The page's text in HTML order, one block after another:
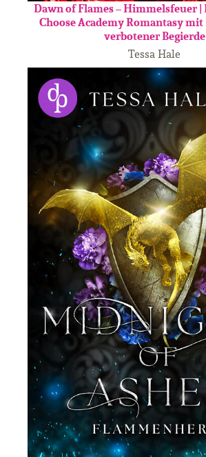
Dawn of Flames – Himmelsfeuer |
Choose Academy Romantasy
verbotener Begierde
Tessa Hale